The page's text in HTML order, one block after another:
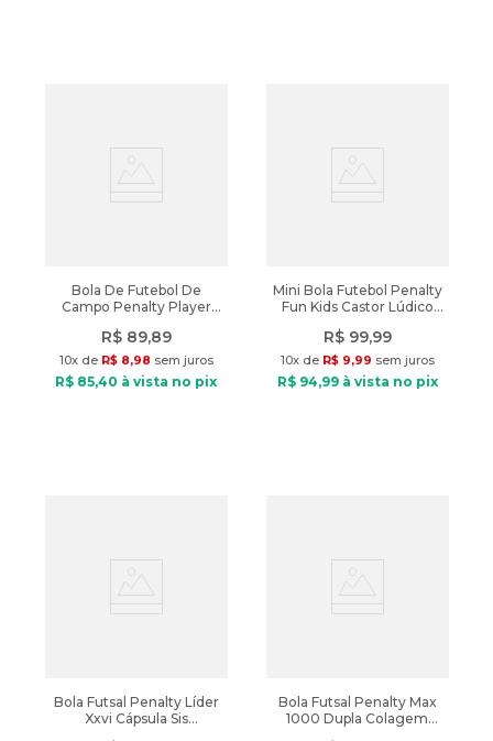
Bola De Futebol De
Campo Penalty Player
R$ 89,89
10x de R$ 8,98 sem juros
R$ 85,40 à vista no pix
Mini Bola Futebol Penalty
Fun Kids Castor Lúdico
R$ 99,99
10x de R$ 9,99 sem juros
R$ 94,99à vista no pix
Bola Futsal Penalty Líder
Xxvi Cápsula Sis
Bola Futsal Penalty Max
1000 Dupla Colagem